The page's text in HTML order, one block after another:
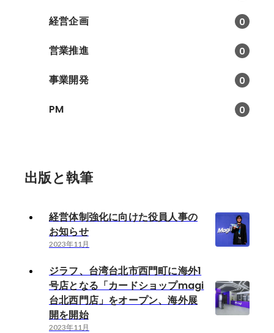
経営企画 0
営業推進 0
事業開発 0
PM 0
出版と執筆
経営体制強化に向けた役員人事の
お知らせ
2023年11月
ジラフ、台湾台北市西門町に海外1
号店となる「カードショップmagi
台北西門店」をオープン、海外展
開を開始
2023年11月